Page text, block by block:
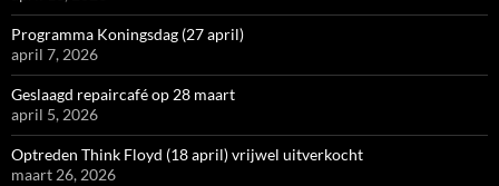
Programma Koningsdag (27 april)
april 7, 2026
Geslaagd repaircafé op 28 maart
april 5, 2026
Optreden Think Floyd (18 april) vrijwel uitverkocht
maart 26, 2026